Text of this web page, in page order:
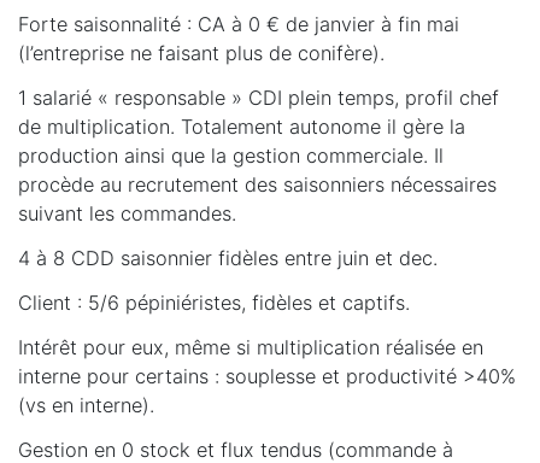
Forte saisonnalité : CA à 0 € de janvier à fin mai
(l’entreprise ne faisant plus de conifère).
1 salarié « responsable » CDI plein temps, profil chef
de multiplication. Totalement autonome il gère la
production ainsi que la gestion commerciale. Il
procède au recrutement des saisonniers nécessaires
suivant les commandes.
4 à 8 CDD saisonnier fidèles entre juin et dec.
Client : 5/6 pépiniéristes, fidèles et captifs.
Intérêt pour eux, même si multiplication réalisée en
interne pour certains : souplesse et productivité >40%
(vs en interne).
Gestion en 0 stock et flux tendus (commande à